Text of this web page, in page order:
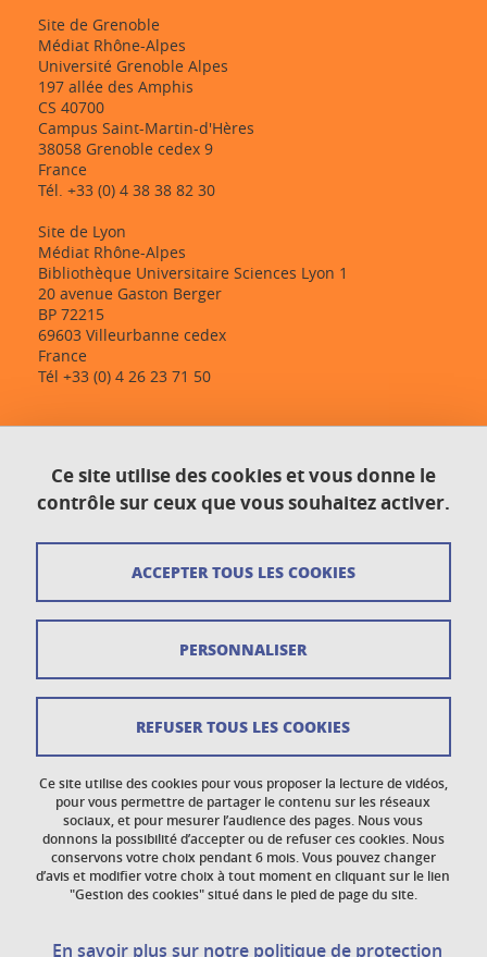
Site de Grenoble
Médiat Rhône-Alpes
Université Grenoble Alpes
197 allée des Amphis
CS 40700
Campus Saint-Martin-d'Hères
38058 Grenoble cedex 9
France
Tél. +33 (0) 4 38 38 82 30
Site de Lyon
Médiat Rhône-Alpes
Bibliothèque Universitaire Sciences Lyon 1
20 avenue Gaston Berger
BP 72215
69603 Villeurbanne cedex
France
Tél +33 (0) 4 26 23 71 50
Plan du site
Crédits
Mentions légales
Données personnelles
Accessibilité : non conforme
Politique des cookies
Réclamations
Ce site utilise des cookies et vous donne le
contrôle sur ceux que vous souhaitez activer.
Ce site utilise des cookies pour vous proposer la lecture de vidéos,
pour vous permettre de partager le contenu sur les réseaux
sociaux, et pour mesurer l’audience des pages. Nous vous
donnons la possibilité d’accepter ou de refuser ces cookies. Nous
conservons votre choix pendant 6 mois. Vous pouvez changer
d’avis et modifier votre choix à tout moment en cliquant sur le lien
"Gestion des cookies" situé dans le pied de page du site.
En savoir plus sur notre politique de protection
ACCEPTER TOUS LES COOKIES
REFUSER TOUS LES COOKIES
PERSONNALISER